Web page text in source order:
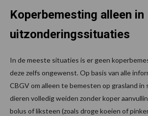
Koperbemesting alleen in
uitzonderingssituaties
In de meeste situaties is er geen
deze zelfs ongewenst. Op basis van alle
CBGV om alleen te bemesten op grasland in
dieren volledig weiden zonder koper
bolus of liksteen (zoals droge koeien of